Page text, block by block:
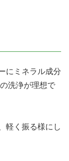
にミネラル成分
洗浄が理想で
軽く振る様にし